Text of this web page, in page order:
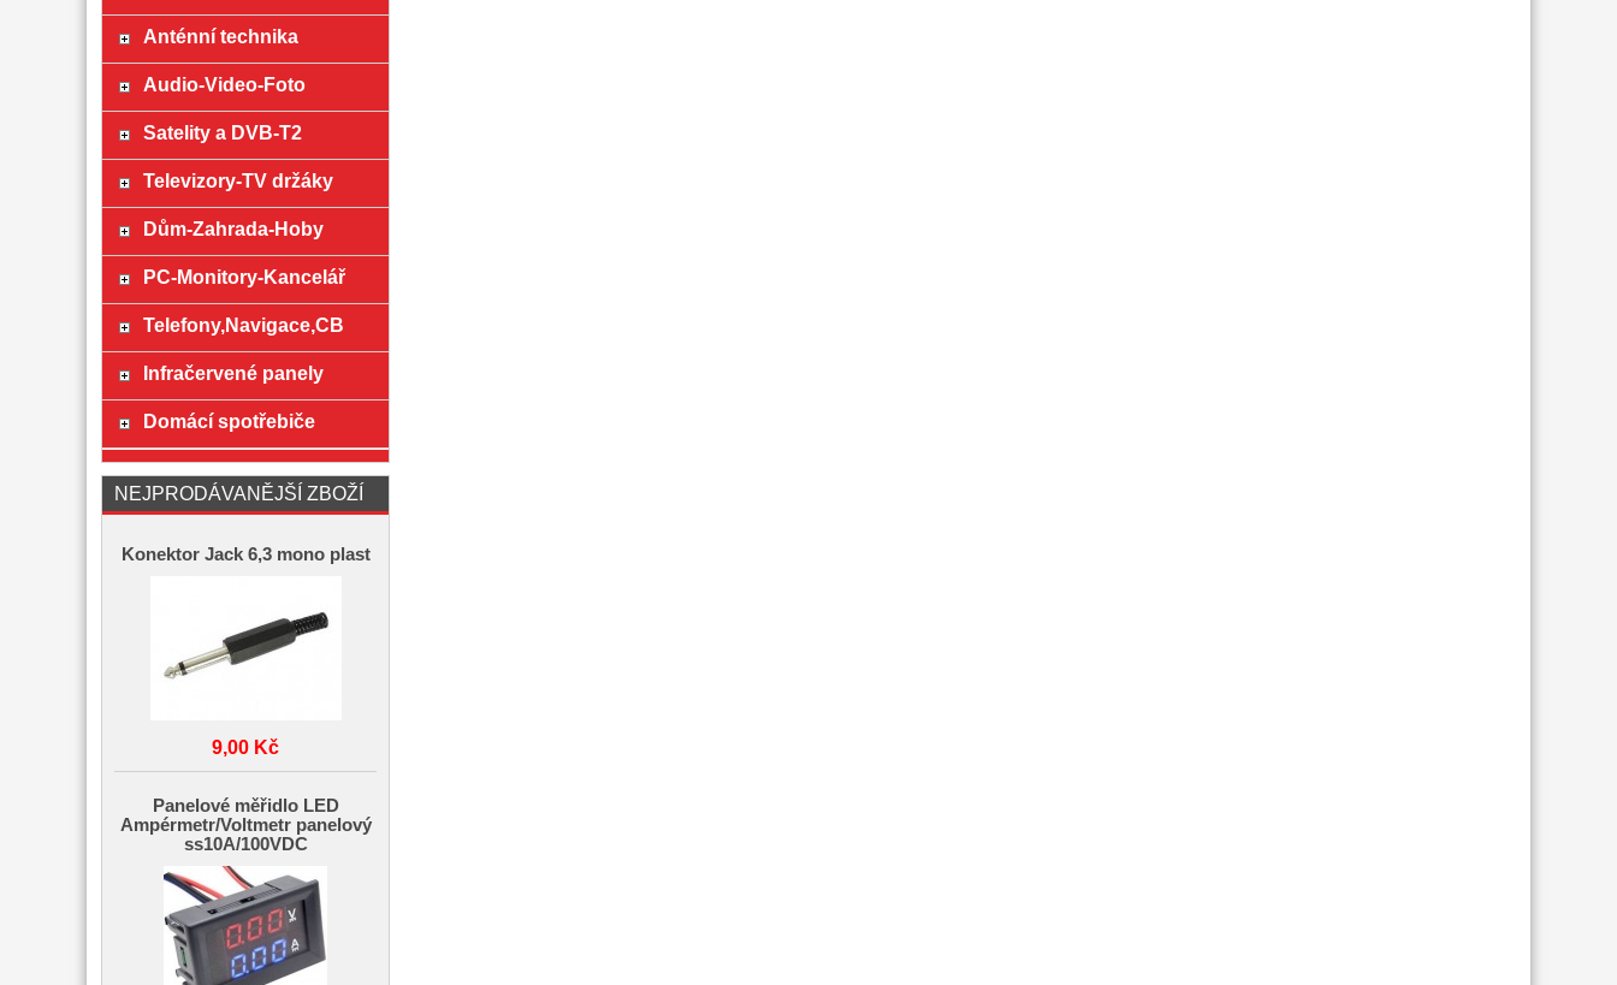
Anténní technika
Audio-Video-Foto
Satelity a DVB-T2
Televizory-TV držáky
Dům-Zahrada-Hoby
PC-Monitory-Kancelář
Telefony,Navigace,CB
Infračervené panely
Domácí spotřebiče
NEJPRODÁVANĚJŠÍ ZBOŽÍ
Konektor Jack 6,3 mono plast
9,00 Kč
Panelové měřidlo LED
Ampérmetr/Voltmetr panelový
ss10A/100VDC